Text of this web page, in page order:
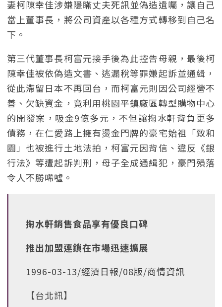
妻柯陳幸佳涉嫌隱瞞丈夫死訊並偽造遺囑，讓自己
當上董事長，將公司資產以各種方式轉移到自己名
下。
第三代董事長柯富元接手後為此控告母親，最後柯
陳幸佳被依偽造文書、逃漏稅等罪嫌起訴並通緝，
從此滯留日本不再回台，而柯富元則因公司經營不
善、欠缺資金，竟利用桃園平鎮廠區轉型購物中心
的開發案，吸金9億多元，不但讓掬水軒背負更多
債務，在仁愛路上擁有燙金門牌的豪宅始祖「致和
園」也被進行土地法拍，柯富元因背信、違反《銀
行法》等遭起訴判刑，母子全成通緝犯，豪門殞落
令人不勝唏噓。
掬水軒銷售食品享有優良口碑
推出加盟連鎖在市場迅速擴展
1996-03-13/經濟日報/08版/商情資訊
【台北訊】